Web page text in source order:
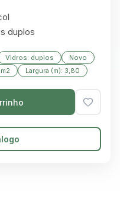
duplos
Vidros: duplos
Novo
Largura (m): 3,80